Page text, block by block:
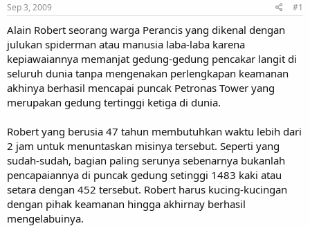
t
a
r
t
e
r
e
Sep 3, 2009 #1
Alain Robert seorang warga Perancis yang dikenal dengan
julukan spiderman atau manusia laba-laba karena
kepiawaiannya memanjat gedung-gedung pencakar langit di
seluruh dunia tanpa mengenakan perlengkapan keamanan
akhinya berhasil mencapai puncak Petronas Tower yang
merupakan gedung tertinggi ketiga di dunia.
Robert yang berusia 47 tahun membutuhkan waktu lebih dari
2 jam untuk menuntaskan misinya tersebut. Seperti yang
sudah-sudah, bagian paling serunya sebenarnya bukanlah
pencapaiannya di puncak gedung setinggi 1483 kaki atau
setara dengan 452 tersebut. Robert harus kucing-kucingan
dengan pihak keamanan hingga akhirnay berhasil
mengelabuinya.